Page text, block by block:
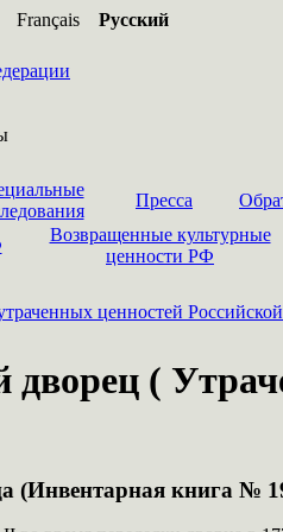
Français Русский
Пресса
Возвращенные культурные
ценности РФ
ценностей
(
(Инвентарная книга №